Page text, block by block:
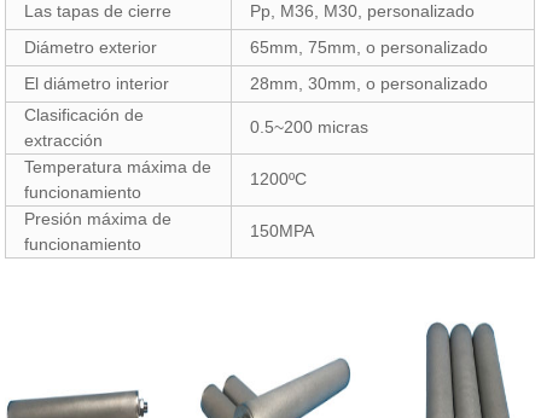
Las tapas de cierre
Pp, M36, M30, personalizado
Diámetro exterior
65mm, 75mm, o personalizado
El diámetro interior
28mm, 30mm, o personalizado
Clasificación de
extracción
0.5~200 micras
Temperatura máxima de
funcionamiento
1200ºC
Presión máxima de
funcionamiento
150MPA